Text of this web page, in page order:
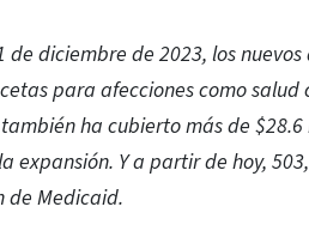
de diciembre de 2023, los
para afecciones como
ha cubierto más de
expansión. Y a partir de hoy,
de Medicaid.